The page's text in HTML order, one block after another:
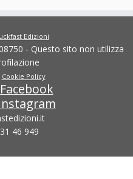
Edizioni
- Questo sito non utilizza
Cookie Policy
46 949